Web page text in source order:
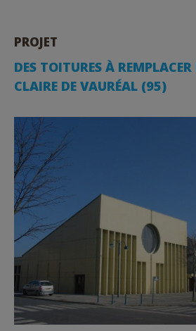
PROJET
DES TOITURES À
CLAIRE DE VAURÉAL (95)